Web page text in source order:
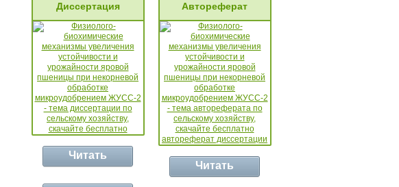
Диссертация
Читать
Автореферат
Читать